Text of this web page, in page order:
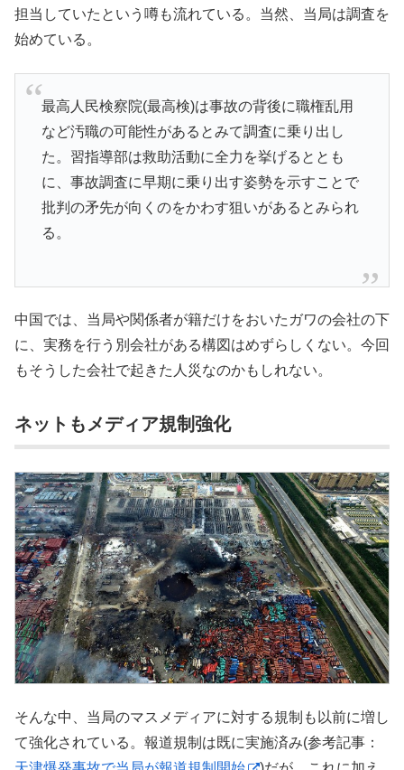
担当していたという噂も流れている。当然、当局は調査を
始めている。
最高人民検察院(最高検)は事故の背後に職権乱用
など汚職の可能性があるとみて調査に乗り出し
た。習指導部は救助活動に全力を挙げるととも
に、事故調査に早期に乗り出す姿勢を示すことで
批判の矛先が向くのをかわす狙いがあるとみられ
る。
中国では、当局や関係者が籍だけをおいたガワの会社の下
に、実務を行う別会社がある構図はめずらしくない。今回
もそうした会社で起きた人災なのかもしれない。
ネットもメディア規制強化
そんな中、当局のマスメディアに対する規制も以前に増し
て強化されている。報道規制は既に実施済み(参考記事：